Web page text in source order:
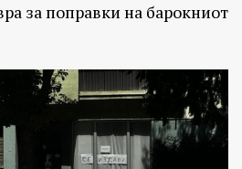
за поправки на барокниот